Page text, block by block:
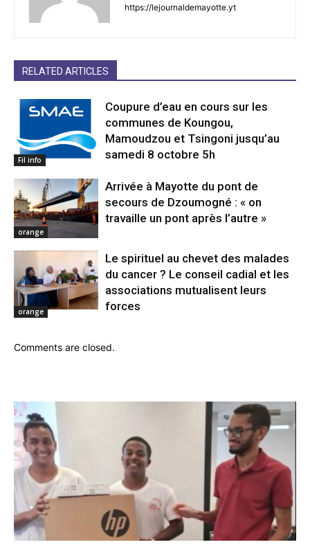
https://lejournaldemayotte.yt
RELATED ARTICLES
Fil info
Coupure d’eau en cours sur les
communes de Koungou,
Mamoudzou et Tsingoni jusqu’au
samedi 8 octobre 5h
orange
Arrivée à Mayotte du pont de
secours de Dzoumogné : « on
travaille un pont après l’autre »
orange
Le spirituel au chevet des malades
du cancer ? Le conseil cadial et les
associations mutualisent leurs
forces
Comments are closed.